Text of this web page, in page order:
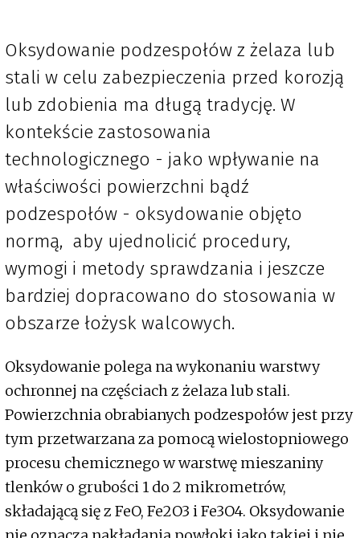
Oksydowanie podzespołów z żelaza lub
stali w celu zabezpieczenia przed korozją
lub zdobienia ma długą tradycję. W
kontekście zastosowania
technologicznego - jako wpływanie na
właściwości powierzchni bądź
podzespołów - oksydowanie objęto
normą, aby ujednolicić procedury,
wymogi i metody sprawdzania i jeszcze
bardziej dopracowano do stosowania w
obszarze łożysk walcowych.
Oksydowanie polega na wykonaniu warstwy
ochronnej na częściach z żelaza lub stali.
Powierzchnia obrabianych podzespołów jest przy
tym przetwarzana za pomocą wielostopniowego
procesu chemicznego w warstwę mieszaniny
tlenków o grubości 1 do 2 mikrometrów,
składającą się z FeO, Fe2O3 i Fe3O4. Oksydowanie